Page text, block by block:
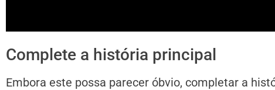
Complete a história principal
Embora este possa parecer óbvio, completar a